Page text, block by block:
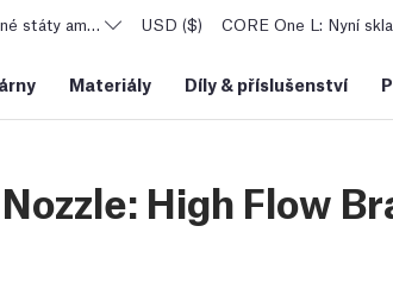
státy americké USD ($) CORE One L: Nyní
Materiály Díly & příslušenství
High Flow